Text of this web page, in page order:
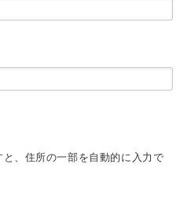
と、住所の一部を自動的に入力で